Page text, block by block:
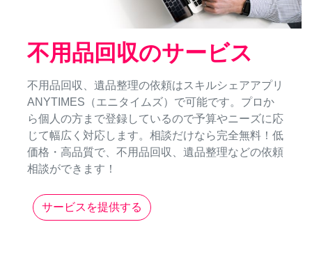
不用品回収のサービス
不用品回収、遺品整理の依頼はスキルシェアアプリ
ANYTIMES（エニタイムズ）で可能です。プロか
ら個人の方まで登録しているので予算やニーズに応
じて幅広く対応します。相談だけなら完全無料！低
価格・高品質で、不用品回収、遺品整理などの依頼
相談ができます！
サービスを提供する